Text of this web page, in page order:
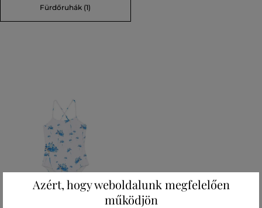
Fürdőruhák (1)
Azért, hogy weboldalunk megfelelően
működjön